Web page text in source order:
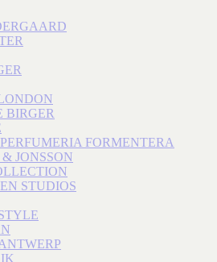
BIRGER
FORMENTERA
JONSSON
STUDIOS